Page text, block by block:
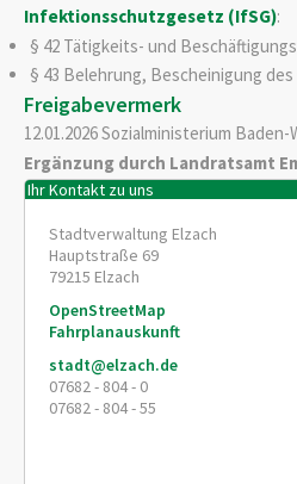
Infektionsschutzgesetz (IfSG):
§ 42 Tätigkeits- und
§ 43 Belehrung, Bescheinigung
Freigabevermerk
12.01.2026 Sozialministerium
Ergänzung durch Landratsamt
Ihr Kontakt zu uns
Stadtverwaltung Elzach
Hauptstraße 69
79215 Elzach
OpenStreetMap
Fahrplanauskunft
stadt@elzach.de
07682 - 804 - 0
07682 - 804 - 55